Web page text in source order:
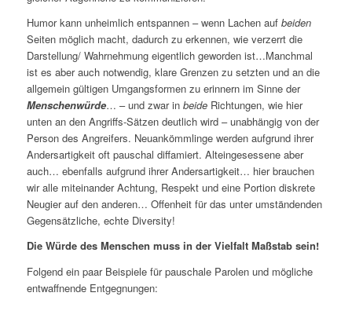
Humor kann unheimlich entspannen – wenn Lachen auf beiden
Seiten möglich macht, dadurch zu erkennen, wie verzerrt die
Darstellung/ Wahrnehmung eigentlich geworden ist…Manchmal
ist es aber auch notwendig, klare Grenzen zu setzten und an die
allgemein gültigen Umgangsformen zu erinnern im Sinne der
Menschenwürde… – und zwar in beideRichtungen, wie hier
unten an den Angriffs-Sätzen deutlich wird – unabhängig von der
Person des Angreifers. Neuankömmlinge werden aufgrund ihrer
Andersartigkeit oft pauschal diffamiert. Alteingesessene aber
auch… ebenfalls aufgrund ihrer Andersartigkeit… hier brauchen
wir alle miteinander Achtung, Respekt und eine Portion diskrete
Neugier auf den anderen… Offenheit für das unter umständenden
Gegensätzliche, echte Diversity!
Die Würde des Menschen muss in der Vielfalt Maßstab sein!
Folgend ein paar Beispiele für pauschale Parolen und mögliche
entwaffnende Entgegnungen: